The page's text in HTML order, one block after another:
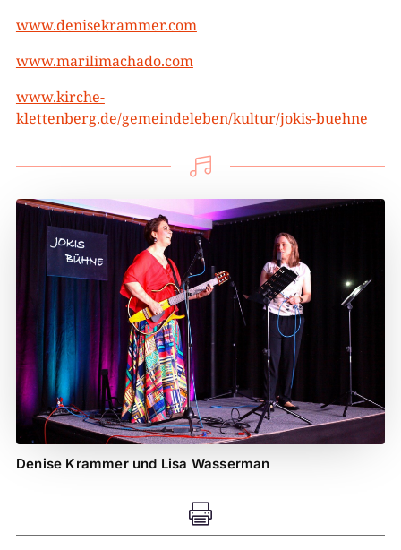
www.denisekrammer.com
www.marilimachado.com
www.kirche-
klettenberg.de/gemeindeleben/kultur/jokis-buehne

Denise Krammer und Lisa Wasserman
